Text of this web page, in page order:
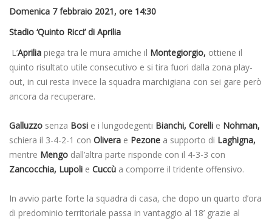
Domenica 7 febbraio 2021, ore 14:30
Stadio ‘Quinto Ricci’ di Aprilia
L’Aprilia piega tra le mura amiche il Montegiorgio, ottiene il
quinto risultato utile consecutivo e si tira fuori dalla zona play-
out, in cui resta invece la squadra marchigiana con sei gare però
ancora da recuperare.
Galluzzo senza Bosi e i lungodegenti Bianchi, Corelli e Nohman,
schiera il 3-4-2-1 con Olivera e Pezone a supporto di Laghigna,
mentre Mengo dall’altra parte risponde con il 4-3-3 con
Zancocchia, Lupoli e Cuccù a comporre il tridente offensivo.
In avvio parte forte la squadra di casa, che dopo un quarto d’ora
di predominio territoriale passa in vantaggio al 18’ grazie al